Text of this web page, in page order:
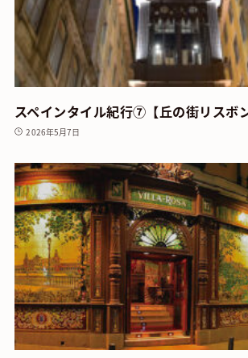
スペインタイル紀行⑦【丘の街リスボン
2026年5月7日